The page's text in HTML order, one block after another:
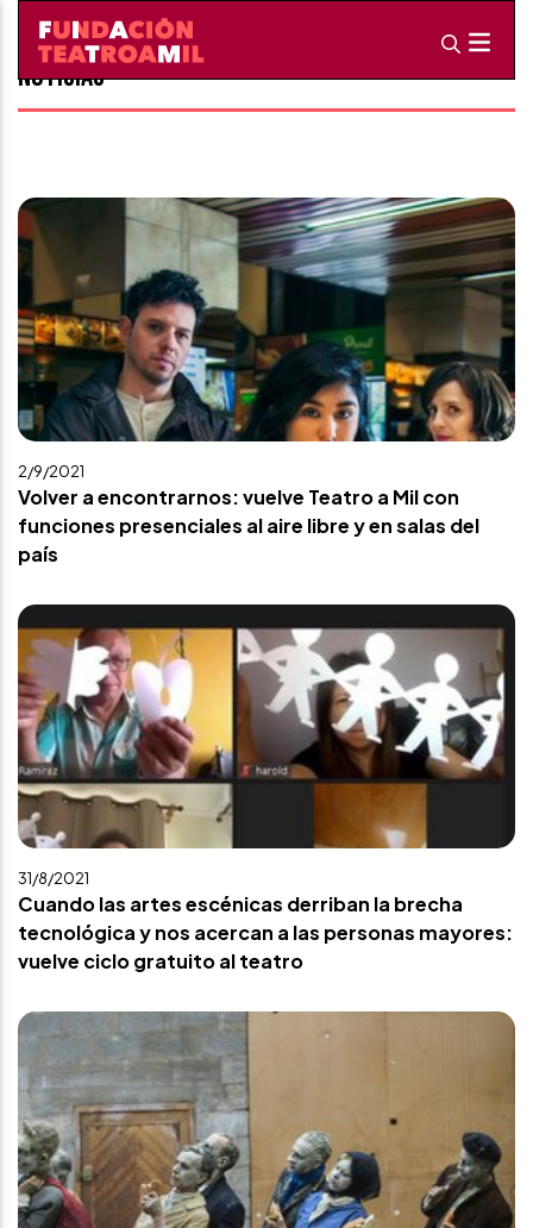
Noticias
2/9/2021
Volver a encontrarnos: vuelve Teatro a Mil con
funciones presenciales al aire libre y en salas del
país
31/8/2021
Cuando las artes escénicas derriban la brecha
tecnológica y nos acercan a las personas mayores:
vuelve ciclo gratuito al teatro